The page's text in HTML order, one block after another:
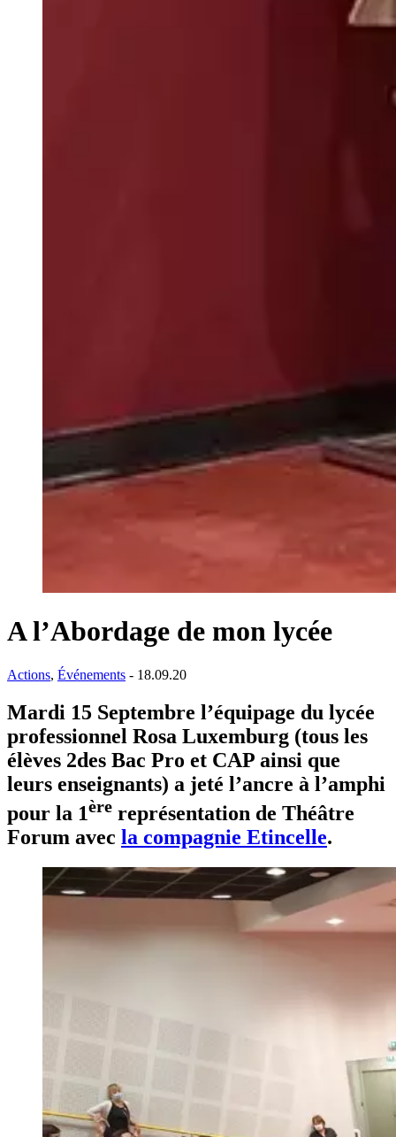
A l’Abordage de mon lycée
Actions, Événements - 18.09.20
Mardi 15 Septembre l’équipage du lycée
professionnel Rosa Luxemburg (tous les
élèves 2des Bac Pro et CAP ainsi que
leurs enseignants) a jeté l’ancre à l’amphi
pour la 1ère représentation de Théâtre
Forum avec la compagnie Etincelle.